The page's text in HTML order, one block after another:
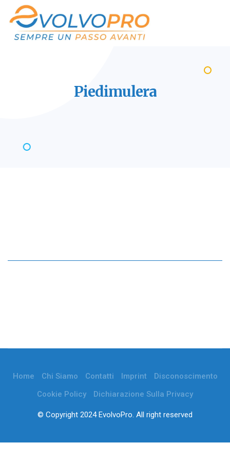
Piedimulera
Home Chi Siamo Contatti Imprint
Disconoscimento
Cookie Policy
Dichiarazione Sulla Privacy
© Copyright 2024 EvolvoPro. All right reserved